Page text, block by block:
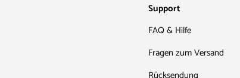
Support
FAQ & Hilfe
Fragen zum Versand